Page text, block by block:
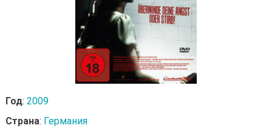
Год: 2009
Страна: Германия